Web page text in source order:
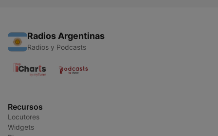
Radios Argentinas
Radios y Podcasts
Recursos
Locutores
Widgets